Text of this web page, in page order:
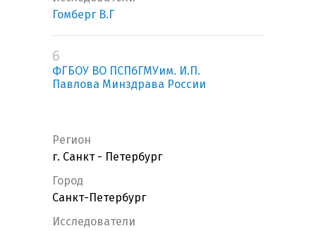
Гомберг В.Г
6
ФГБОУ ВО ПСПбГМУим. И.П.
Павлова Минздрава России
Регион
г. Санкт - Петербург
Город
Санкт-Петербург
Исследователи